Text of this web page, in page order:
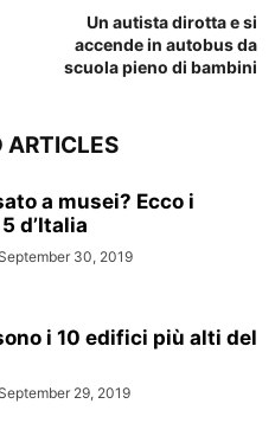
Un autista dirotta e si
accende in autobus da
scuola pieno di bambini
ARTICLES
a musei? Ecco i
d’Italia
September 30, 2019
i 10 edifici più alti del
September 29, 2019